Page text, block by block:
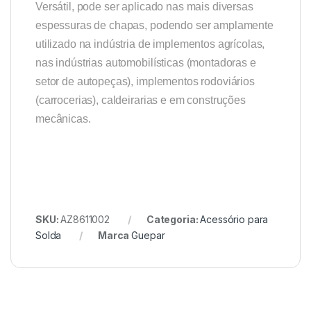
Versátil, pode ser aplicado nas mais diversas
espessuras de chapas, podendo ser amplamente
utilizado na indústria de implementos agrícolas,
nas indústrias automobilísticas (montadoras e
setor de autopeças), implementos rodoviários
(carrocerias), caldeirarias e em construções
mecânicas.
SKU:AZ8611002 Categoria:Acessório para
Solda
MarcaGuepar